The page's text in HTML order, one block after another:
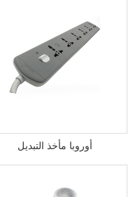
أوروبا مأخذ التبديل